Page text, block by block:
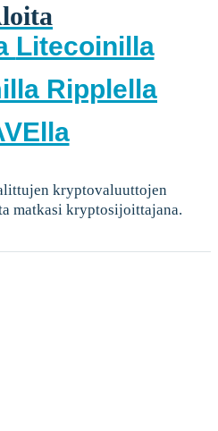
Litecoinilla
Ripplella
kryptovaluuttojen
matkasi kryptosijoittajana.